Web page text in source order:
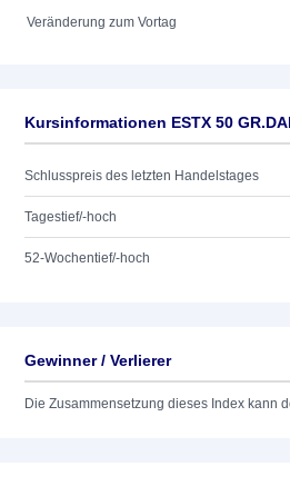
Veränderung zum Vortag
Kursinformationen ESTX 50
Schlusspreis des letzten Handelstages
Tagestief/-hoch
52-Wochentief/-hoch
Gewinner / Verlierer
Die Zusammensetzung dieses Index kann